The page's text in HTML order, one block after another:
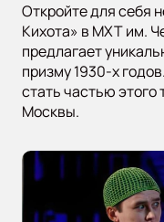
Откройте для себя
Кихота» в МХТ им.
предлагает
призму 1930-х
стать частью этого
Москвы.